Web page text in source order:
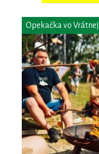
Opekačka vo Vrátnej